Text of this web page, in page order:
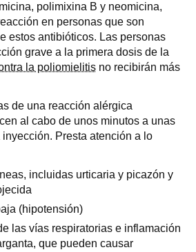
polimixina B y neomicina,
en personas que son
estos antibióticos. Las personas
grave a la primera dosis de la
la poliomielitis no recibirán más
de una reacción alérgica
al cabo de unos minutos a unas
Presta atención a lo
incluidas urticaria y picazón y
(hipotensión)
las vías respiratorias e inflamación
que pueden causar